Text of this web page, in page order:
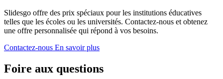
Slidesgo offre des prix spéciaux pour les institutions éducatives
telles que les écoles ou les universités. Contactez-nous et obtenez
une offre personnalisée qui répond à vos besoins.
Contactez-nous En savoir plus
Foire aux questions